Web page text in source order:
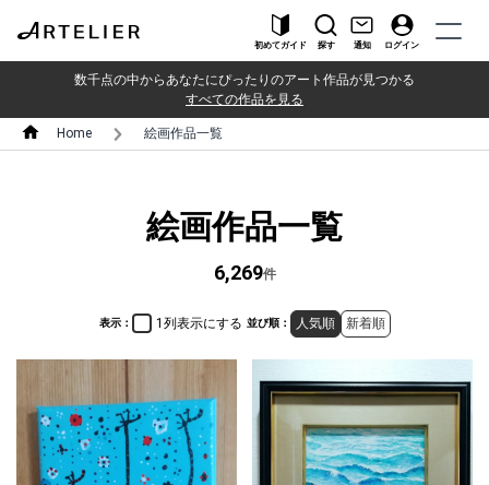
初めてガイド 探す 通知 ログイン
数千点の中からあなたにぴったりのアート作品が見つかる
すべての作品を見る
Home 絵画作品一覧
絵画作品一覧
6,269件
表示： 1列表示にする 並び順： 人気順 新着順